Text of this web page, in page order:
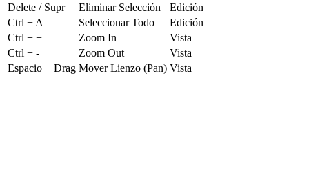
Delete / Supr
Eliminar Selección
Edición
Ctrl + A
Seleccionar Todo
Edición
Ctrl + +
Zoom In
Vista
Ctrl + -
Zoom Out
Vista
Espacio + Drag Mover Lienzo (Pan) Vista